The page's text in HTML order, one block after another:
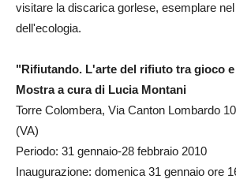
visitare la discarica gorlese, esemplare
dell'ecologia.
"Rifiutando. L'arte del rifiuto tra gioco
Mostra a cura di Lucia Montani
Torre Colombera, Via Canton Lombardo
(VA)
Periodo: 31 gennaio-28 febbraio 2010
Inaugurazione: domenica 31 gennaio ore